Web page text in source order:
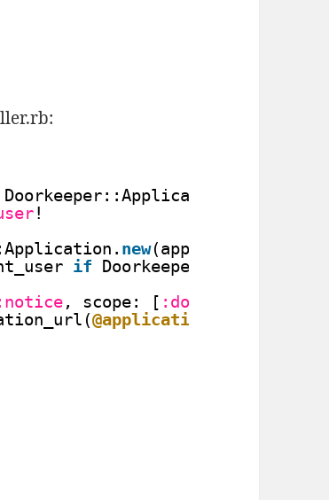
!
new
if
, scope: [ :doorkeeper
@application